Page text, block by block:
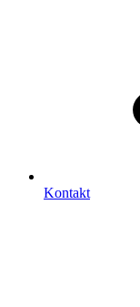
Kontakt